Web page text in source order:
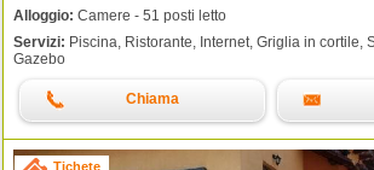
Alloggio: Camere - 51 posti letto
Servizi: Piscina, Ristorante, Internet, Griglia in cortile,
Gazebo
Chiama
Tichete